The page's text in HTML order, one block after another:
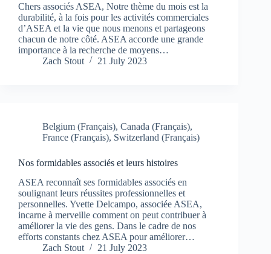
Chers associés ASEA, Notre thème du mois est la
durabilité, à la fois pour les activités commerciales
d’ASEA et la vie que nous menons et partageons
chacun de notre côté. ASEA accorde une grande
importance à la recherche de moyens…
Zach Stout
21 July 2023
Belgium (Français), Canada (Français),
France (Français), Switzerland (Français)
Nos formidables associés et leurs histoires
ASEA reconnaît ses formidables associés en
soulignant leurs réussites professionnelles et
personnelles. Yvette Delcampo, associée ASEA,
incarne à merveille comment on peut contribuer à
améliorer la vie des gens. Dans le cadre de nos
efforts constants chez ASEA pour améliorer…
Zach Stout
21 July 2023